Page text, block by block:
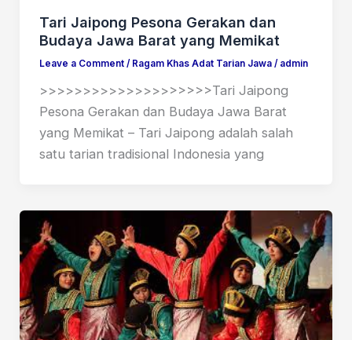
Tari Jaipong Pesona Gerakan dan
Budaya Jawa Barat yang Memikat
Leave a Comment / Ragam Khas Adat Tarian Jawa/ admin
>>>>>>>>>>>>>>>>>>>>Tari Jaipong
Pesona Gerakan dan Budaya Jawa Barat
yang Memikat – Tari Jaipong adalah salah
satu tarian tradisional Indonesia yang